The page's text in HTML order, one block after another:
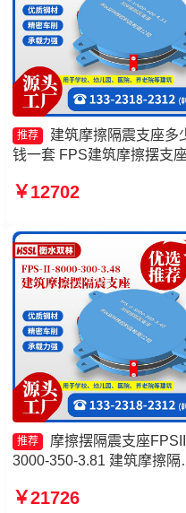
推荐
建筑摩擦隔震支座多
钱一套 FPS建筑摩擦摆支
支座生产厂家 摩擦摆球型
￥12702
推荐
摩擦摆隔震支座
3000-350-3.81 建筑摩擦隔
支座FPS-II-15000 摩擦式
￥21726